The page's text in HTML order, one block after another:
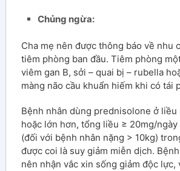
Chủng ngừa:
Cha mẹ nên được thông báo về nhu
tiêm phòng ban đầu. Tiêm phòng
viêm gan B, sởi – quai bị – rubella
màng não cầu khuẩn hiếm khi có tái
Bệnh nhân dùng prednisolone ở
hoặc lớn hơn, tổng liều ≥ 20mg/ngày
(đối với bệnh nhân nặng > 10kg)
được coi là suy giảm miễn dịch.
nên nhận vắc xin sống giảm độc lực,